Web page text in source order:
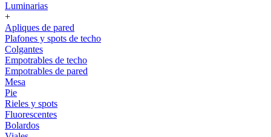
Luminarias
+
Apliques de pared
Plafones y spots de techo
Colgantes
Empotrables de techo
Empotrables de pared
Mesa
Pie
Rieles y spots
Fluorescentes
Bolardos